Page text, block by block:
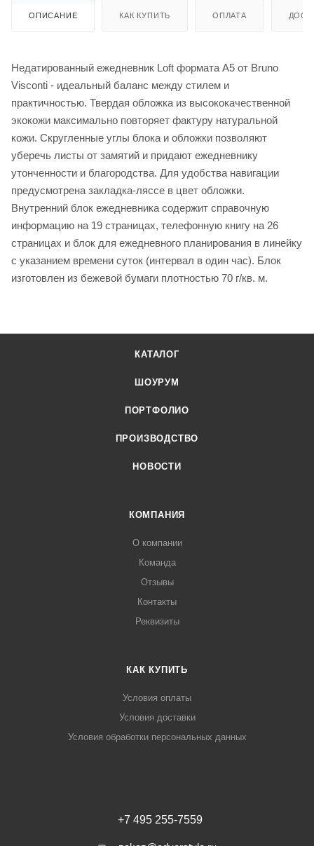
ОПИСАНИЕ КАК КУПИТЬ ОПЛАТА
Недатированный ежедневник Loft формата А5 от Bruno
Visconti - идеальный баланс между стилем и
практичностью. Твердая обложка из высококачественной
экокожи максимально повторяет фактуру натуральной
кожи. Скругленные углы блока и обложки позволяют
уберечь листы от замятий и придают ежедневнику
утонченности и благородства. Для удобства навигации
предусмотрена закладка-ляссе в цвет обложки.
Внутренний блок ежедневника содержит справочную
информацию на 19 страницах, телефонную книгу на 26
страницах и блок для ежедневного планирования в линейку
с указанием времени суток (интервал в один час). Блок
изготовлен из бежевой бумаги плотностью 70 г/кв. м.
КАТАЛОГ
ШОУРУМ
ПОРТФОЛИО
ПРОИЗВОДСТВО
НОВОСТИ
КОМПАНИЯ
О компании
Команда
Отзывы
Контакты
Реквизиты
КАК КУПИТЬ
Условия оплаты
Условия доставки
Условия обработки персональных данных
+7 495 255-7559